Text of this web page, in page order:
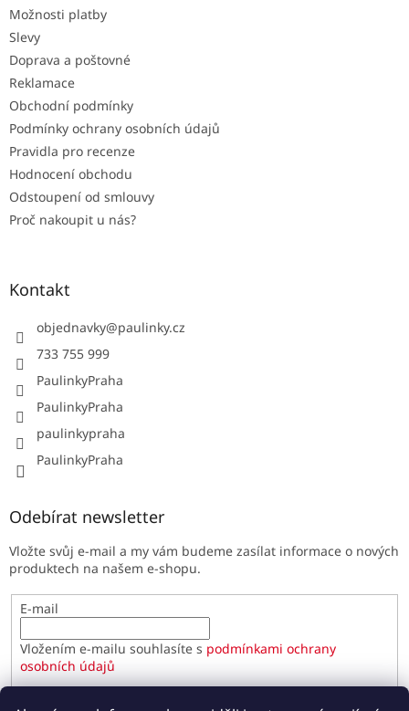
Možnosti platby
Slevy
Doprava a poštovné
Reklamace
Obchodní podmínky
Podmínky ochrany osobních údajů
Pravidla pro recenze
Hodnocení obchodu
Odstoupení od smlouvy
Proč nakoupit u nás?
Kontakt
objednavky@paulinky.cz
733 755 999
PaulinkyPraha
PaulinkyPraha
paulinkypraha
PaulinkyPraha
Odebírat newsletter
Vložte svůj e-mail a my vám budeme zasílat informace o nových
produktech na našem e-shopu.
E-mail
Vložením e-mailu souhlasíte s podmínkami ochrany
osobních údajů